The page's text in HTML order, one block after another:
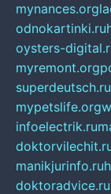
mynances.org
odnokartinki.ru
oysters-
myremont.org
superdeutsch.ru
mypetslife.org
infoelectrik.ru
manikjurinfo.ru
doktoradvice.ru